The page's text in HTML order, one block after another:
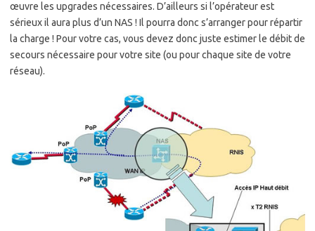
œuvre les upgrades nécessaires. D’ailleurs si l’opérateur est
sérieux il aura plus d’un NAS ! Il pourra donc s’arranger pour répartir
la charge ! Pour votre cas, vous devez donc juste estimer le débit de
secours nécessaire pour votre site (ou pour chaque site de votre
réseau).